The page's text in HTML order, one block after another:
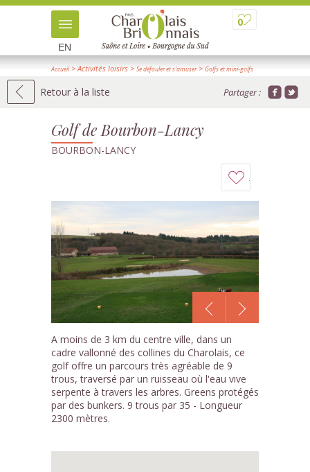
0
EN
Accueil> Activités loisirs > Se défouler et s'amuser> Golfs et mini-golfs
Retour à la liste Partager :
Golf de Bourbon-Lancy
BOURBON-LANCY
à
mon
carnet
1 /3
A moins de 3 km du centre ville, dans un
cadre vallonné des collines du Charolais, ce
golf offre un parcours très agréable de 9
trous, traversé par un ruisseau où l'eau vive
serpente à travers les arbres. Greens protégés
par des bunkers. 9 trous par 35 - Longueur
2300 mètres.